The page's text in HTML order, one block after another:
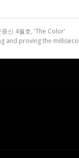
신 4월호, 'The Color'
and proving the